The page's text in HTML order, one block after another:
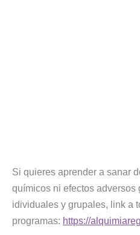
Si quieres aprender a sanar
químicos ni efectos adversos
idividuales y grupales, link a
programas: https://